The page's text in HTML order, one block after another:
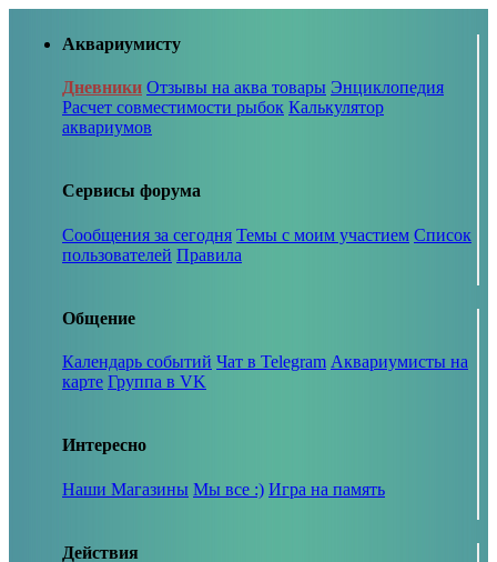
Аквариумисту
Дневники Отзывы на аква товары Энциклопедия
Расчет совместимости рыбок Калькулятор
аквариумов
Сервисы форума
Сообщения за сегодня Темы с моим участием Список
пользователей Правила
Общение
Календарь событий Чат в Telegram Аквариумисты на
карте Группа в VK
Интересно
Наши Магазины Мы все :) Игра на память
Действия